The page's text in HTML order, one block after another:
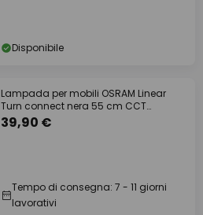
Disponibile
Lampada per mobili OSRAM Linear
Turn connect nera 55 cm CCT
dimmerabile
39,90 €
Tempo di consegna: 7 - 11 giorni
lavorativi